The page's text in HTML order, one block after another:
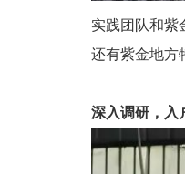
实践团队和紫
还有紫金地方
深入调研，入